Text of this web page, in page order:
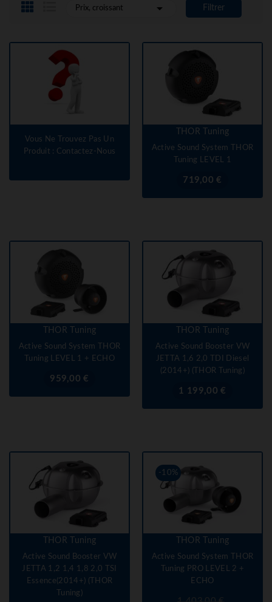
Prix, croissant  Filtrer
Vous Ne Trouvez Pas Un
Produit : Contactez-Nous
THOR Tuning
Active Sound System THOR
Tuning LEVEL 1
Prix
719,00 €
THOR Tuning
Active Sound System THOR
Tuning LEVEL 1 + ECHO
Prix
959,00 €
THOR Tuning
Active Sound Booster VW
JETTA 1,6 2,0 TDI Diesel
(2014+) (THOR Tuning)
Prix1 199,00 €
THOR Tuning
Active Sound Booster VW
JETTA 1,2 1,4 1,8 2,0 TSI
Essence(2014+) (THOR
Tuning)
-10%
THOR Tuning
Active Sound System THOR
Tuning PRO LEVEL 2 +
ECHO
Prix